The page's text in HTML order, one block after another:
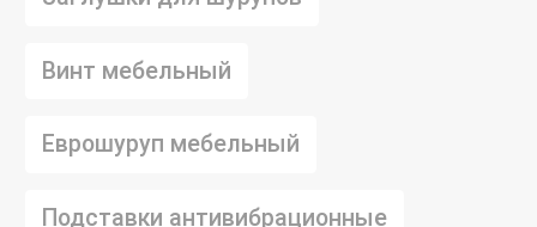
Винт мебельный
Еврошуруп мебельный
Подставки антивибрационные